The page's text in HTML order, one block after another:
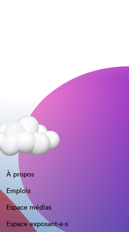
À propos
Emplois
Espace médias
Espace exposant·e⋅s